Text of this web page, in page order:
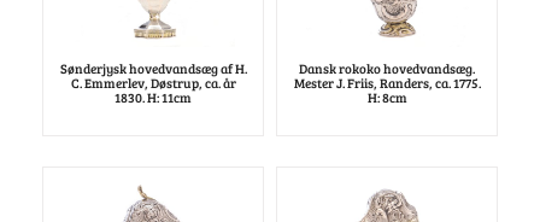
Sønderjysk hovedvandsæg af H.
C. Emmerlev, Døstrup, ca. år
1830. H: 11cm
Dansk rokoko hovedvandsæg.
Mester J. Friis, Randers, ca. 1775.
H: 8cm